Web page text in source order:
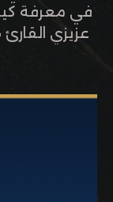
في معرفة
عزيزي
شريف
وأفضل
إلى صور قبل